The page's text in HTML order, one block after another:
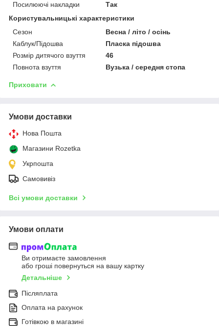
Посилюючі накладки
Так
Користувальницькі характеристики
Сезон
Весна / літо / осінь
Каблук/Підошва
Пласка підошва
Розмір дитячого взуття
46
Повнота взуття
Вузька / середня стопа
Приховати
Умови доставки
Нова Пошта
Магазини Rozetka
Укрпошта
Самовивіз
Всі умови доставки
Умови оплати
Ви отримаєте замовлення
або гроші повернуться на вашу картку
Детальніше
Післяплата
Оплата на рахунок
Готівкою в магазині